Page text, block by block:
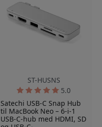
ST-HUSNS
5.0
Satechi USB-C Snap Hub
til MacBook Neo – 6-i-1
USB-C-hub med HDMI, SD